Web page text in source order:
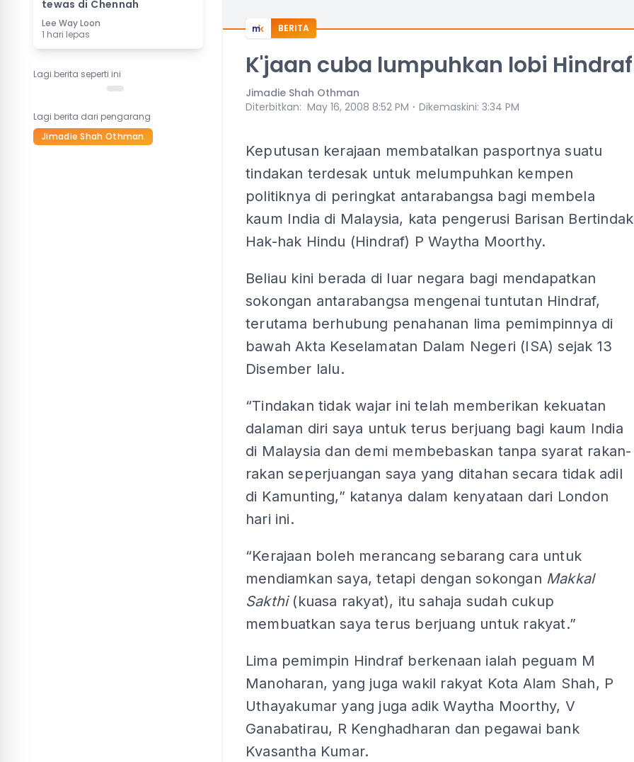
tewas di Chennah
Lee Way Loon
1 hari lepas
Lagi berita seperti ini
Lagi berita dari pengarang
Jimadie Shah Othman
BERITA
K'jaan cuba lumpuhkan lobi Hindraf
Jimadie Shah Othman
Diterbitkan: May 16, 2008 8:52 PM ⋅ Dikemaskini: 3:34 PM
Keputusan kerajaan membatalkan pasportnya suatu
tindakan terdesak untuk melumpuhkan kempen
politiknya di peringkat antarabangsa bagi membela
kaum India di Malaysia, kata pengerusi Barisan Bertindak
Hak-hak Hindu (Hindraf) P Waytha Moorthy.
Beliau kini berada di luar negara bagi mendapatkan
sokongan antarabangsa mengenai tuntutan Hindraf,
terutama berhubung penahanan lima pemimpinnya di
bawah Akta Keselamatan Dalam Negeri (ISA) sejak 13
Disember lalu.
“Tindakan tidak wajar ini telah memberikan kekuatan
dalaman diri saya untuk terus berjuang bagi kaum India
di Malaysia dan demi membebaskan tanpa syarat rakan-
rakan seperjuangan saya yang ditahan secara tidak adil
di Kamunting,” katanya dalam kenyataan dari London
hari ini.
“Kerajaan boleh merancang sebarang cara untuk
mendiamkan saya, tetapi dengan sokongan Makkal
Sakthi (kuasa rakyat), itu sahaja sudah cukup
membuatkan saya terus berjuang untuk rakyat.”
Lima pemimpin Hindraf berkenaan ialah peguam M
Manoharan, yang juga wakil rakyat Kota Alam Shah, P
Uthayakumar yang juga adik Waytha Moorthy, V
Ganabatirau, R Kenghadharan dan pegawai bank
Kvasantha Kumar.